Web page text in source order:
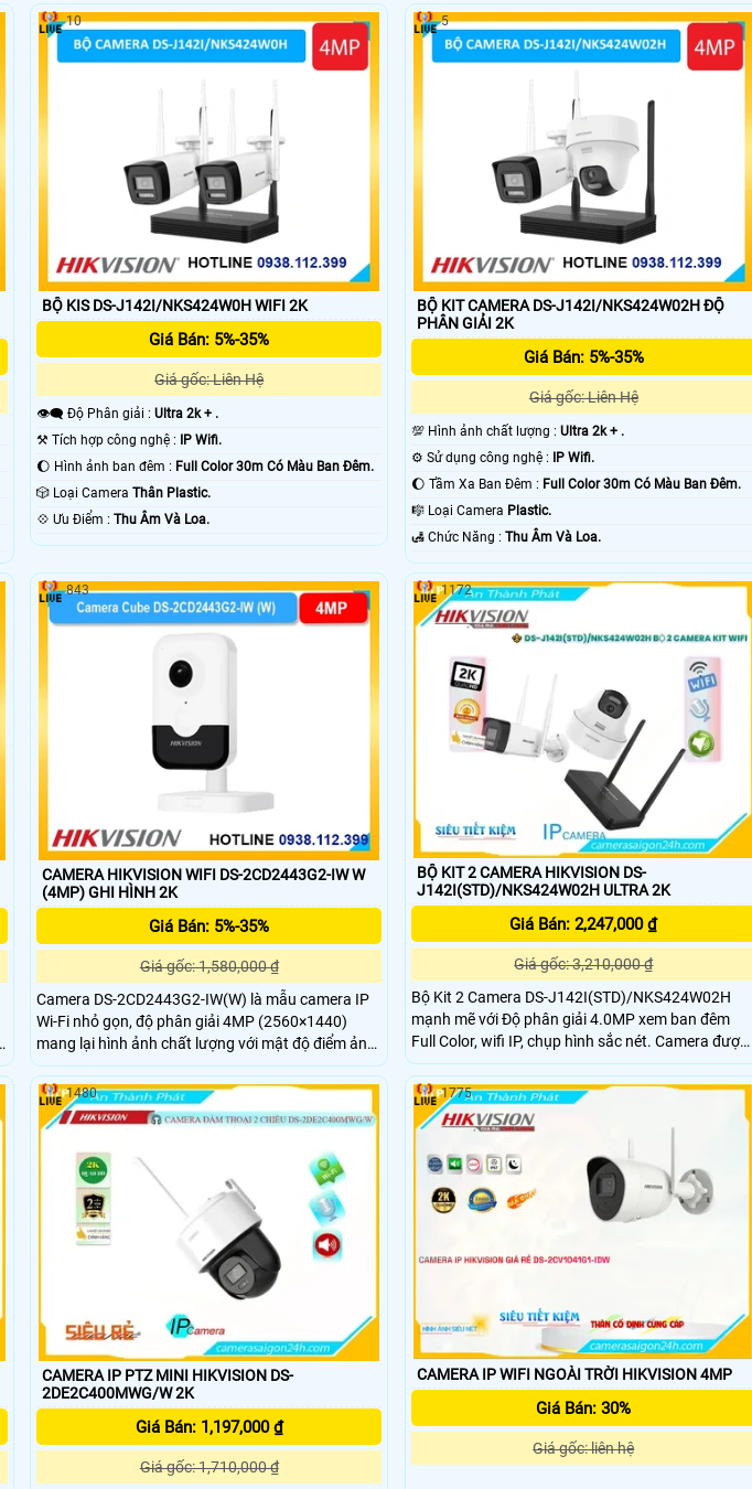
BỘ KIS DS-J142I/NKS424W0H WIFI 2K
Giá Bán: 5%-35%
Giá gốc: Liên Hệ
👁️‍🗨 Độ Phân giải :Ultra 2k + .
⚒ Tích hợp công nghệ :
IP Wifi.
🌔 Hình ảnh ban đêm : Full Color 30m Có Màu Ban Ðêm.
🎲 Loại CameraThân Plastic.
️💠 Ưu Điểm :Thu Âm Và Loa.
10
BỘ KIT CAMERA DS-J142I/NKS424W02H ĐỘ
PHÂN GIẢI 2K
Giá Bán: 5%-35%
Giá gốc: Liên Hệ
💯 Hình ảnh chất lượng : Ultra 2k + .
⚙ Sử dụng công nghệ :
IP Wifi.
🌔 Tầm Xa Ban Đêm : Full Color 30m Có Màu Ban Ðêm.
🎼️ Loại Camera Plastic.
️🛃 Chức Năng : Thu Âm Và Loa.
5
CAMERA HIKVISION WIFI DS-2CD2443G2-IW W
(4MP) GHI HÌNH 2K
Giá Bán: 5%-35%
Giá gốc: 1,580,000 ₫
Camera DS-2CD2443G2-IW(W) là mẫu camera IP
Wi-Fi nhỏ gọn, độ phân giải 4MP (2560×1440)
mang lại hình ảnh chất lượng với mật độ điểm ảnh
cao. Tích hợp micro, loa đàm thoại 2 chiều, hỗ trợ
lưu trữ thông qua thẻ nhớ tối đa lên đến 512GB.
Bên cạnh đó camera sở hữu công nghệ phát hiện
người và phương tiện thông minh giúp giảm báo
động giả.
843
BỘ KIT 2 CAMERA HIKVISION DS-
J142I(STD)/NKS424W02H ULTRA 2K
Giá Bán: 2,247,000 ₫
Giá gốc: 3,210,000 ₫
Bộ Kit 2 Camera DS-J142I(STD)/NKS424W02H
mạnh mẽ với Độ phân giải 4.0MP xem ban đêm
Full Color, wifi IP, chụp hình sắc nét. Camera được
trang bị micro tích hợp và chức năng đàm thoại 2
chiều, cho phép bạn không chỉ nghe âm thanh từ
khu vực giám sát mà còn có thể giao tiếp trực tiếp
với người ở đó thông qua hệ thống
1172
CAMERA IP PTZ MINI HIKVISION DS-
2DE2C400MWG/W 2K
Giá Bán: 1,197,000 ₫
Giá gốc: 1,710,000 ₫
1480
CAMERA IP WIFI NGOÀI TRỜI HIKVISION 4MP
Giá Bán: 30%
Giá gốc: liên hệ
1775